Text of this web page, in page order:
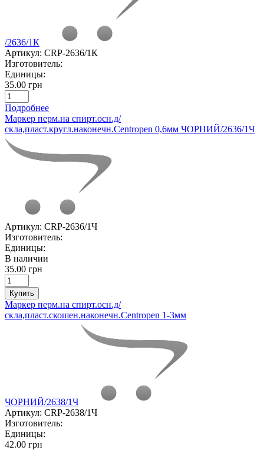
/2636/1К
Артикул: CRP-2636/1К
Изготовитель:
Единицы:
35.00 грн
Подробнее
Маркер перм.на спирт.осн.д/
скла,пласт.кругл.наконечн.Centropen 0,6мм ЧОРНИЙ/2636/1Ч
Артикул: CRP-2636/1Ч
Изготовитель:
Единицы:
В наличии
35.00 грн
Купить
Маркер перм.на спирт.осн.д/
скла,пласт.скошен.наконечн.Centropen 1-3мм
ЧОРНИЙ/2638/1Ч
Артикул: CRP-2638/1Ч
Изготовитель:
Единицы:
42.00 грн